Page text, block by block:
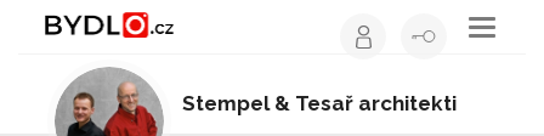
Toggle
Stempel & Tesař architekti